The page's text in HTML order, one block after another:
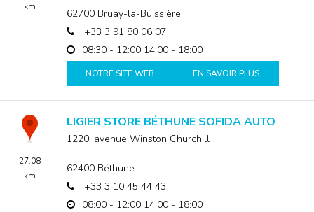
km
62700 Bruay-la-Buissière
+33 3 91 80 06 07
08:30 - 12:00 14:00 - 18:00
EN SAVOIR PLUS
NOTRE SITE WEB
27.08
km
LIGIER STORE BÉTHUNE SOFIDA AUTO
1220, avenue Winston Churchill
62400 Béthune
+33 3 10 45 44 43
08:00 - 12:00 14:00 - 18:00